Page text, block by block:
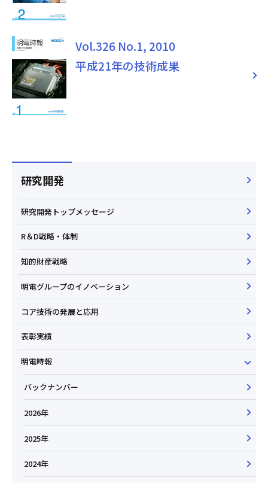
Vol.326 No.1, 2010
平成21年の技術成果
研究開発
研究開発トップメッセージ
R＆D戦略・体制
知的財産戦略
明電グループのイノベーション
コア技術の発展と応用
表彰実績
明電時報
バックナンバー
2026年
2025年
2024年